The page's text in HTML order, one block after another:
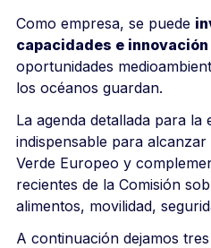
Como empresa, se puede
capacidades e innovación
oportunidades
los océanos guardan.
La agenda detallada para la
indispensable para
Verde Europeo y
recientes de la Comisión
alimentos, movilidad,
A continuación dejamos